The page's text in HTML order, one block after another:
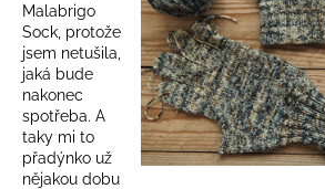
Malabrigo
Sock, protože
jsem netušila,
jaká bude
nakonec
spotřeba. A
taky mi to
přadýnko už
nějakou dobu